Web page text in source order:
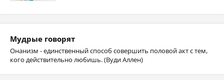
Мудрые говорят
Онанизм - единственный способ совершить половой акт с тем,
кого действительно любишь. (Вуди Аллен)